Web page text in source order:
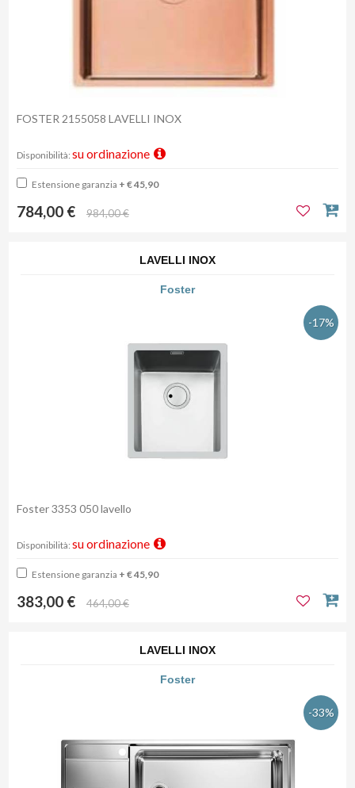
FOSTER 2155058 LAVELLI INOX
Disponibilità: su ordinazione
Estensione garanzia + € 45,90
784,00 € 984,00 €
LAVELLI INOX
Foster
-17%
Foster 3353 050 lavello
Disponibilità: su ordinazione
Estensione garanzia + € 45,90
383,00 € 464,00 €
LAVELLI INOX
Foster
-33%